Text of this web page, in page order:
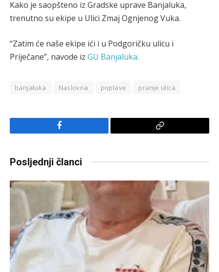
Kako je saopšteno iz Gradske uprave Banjaluka,
trenutno su ekipe u Ulici Zmaj Ognjenog Vuka.
“Zatim će naše ekipe ići i u Podgoričku ulicu i
Priječane”, navode iz GU Banjaluka.
banjaluka Naslovna poplave pranje ulica
Facebook
Copy
Posljednji članci